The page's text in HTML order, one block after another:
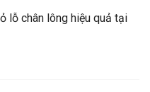
lỗ chân lông hiệu quả tại